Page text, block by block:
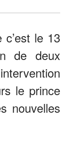
le 13
de deux
le prince
nouvelles